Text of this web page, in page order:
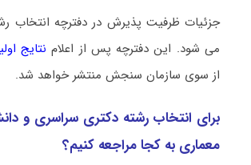
جزئیات ظرفیت پذیرش در دفترچه انتخاب
می شود. این دفترچه پس از اعلام نتایج
از سوی سازمان سنجش منتشر خواهد شد.
برای انتخاب رشته دکتری سراسری و
ﻣﻌﻤﺎری به کجا مراجعه کنیم؟